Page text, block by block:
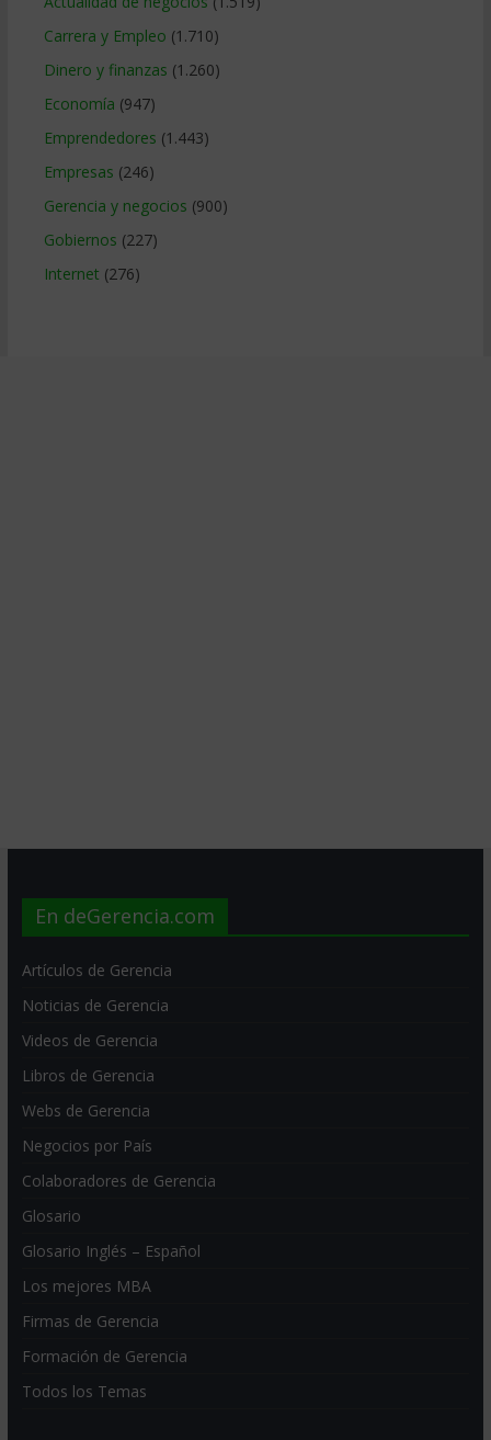
Carrera y Empleo (1.710)
Dinero y finanzas (1.260)
Economía (947)
Emprendedores (1.443)
Empresas (246)
Gerencia y negocios (900)
Gobiernos (227)
Internet (276)
En deGerencia.com
Artículos de Gerencia
Noticias de Gerencia
Videos de Gerencia
Libros de Gerencia
Webs de Gerencia
Negocios por País
Colaboradores de Gerencia
Glosario
Glosario Inglés – Español
Los mejores MBA
Firmas de Gerencia
Formación de Gerencia
Todos los Temas